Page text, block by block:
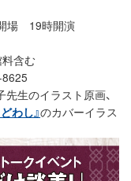
開場 19時開演
料含む
8625
先生のイラスト原画、
わし』のカバーイラス